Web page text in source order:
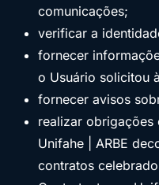
comunicações;
verificar a
fornecer
o Usuário solicitou
fornecer avisos
realizar obrigações
Unifahe | ARBE
contratos